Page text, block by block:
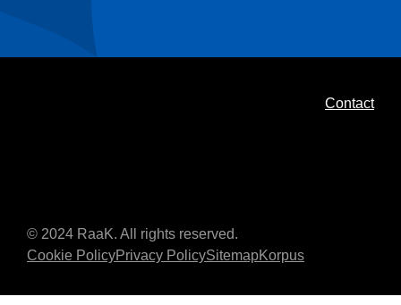
Contact
© 2024 RaaK. All rights reserved.
Cookie PolicyPrivacy PolicySitemapKorpus